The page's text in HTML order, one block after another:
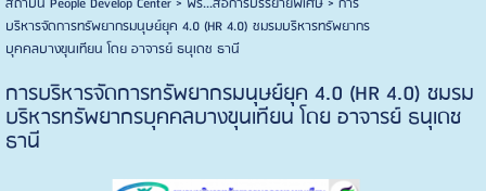
บริหารจัดการทรัพยากรมนุษย์ยุค 4.0 (HR 4.0) ชมรมบริหารทรัพยากร
บุคคลบางขุนเทียน โดย อาจารย์ ธนุเดช ธานี
การบริหารจัดการทรัพยากรมนุษย์ยุค 4.0 (HR 4.0) ชมรม
บริหารทรัพยากรบุคคลบางขุนเทียน โดย อาจารย์ ธนุเดช
ธานี